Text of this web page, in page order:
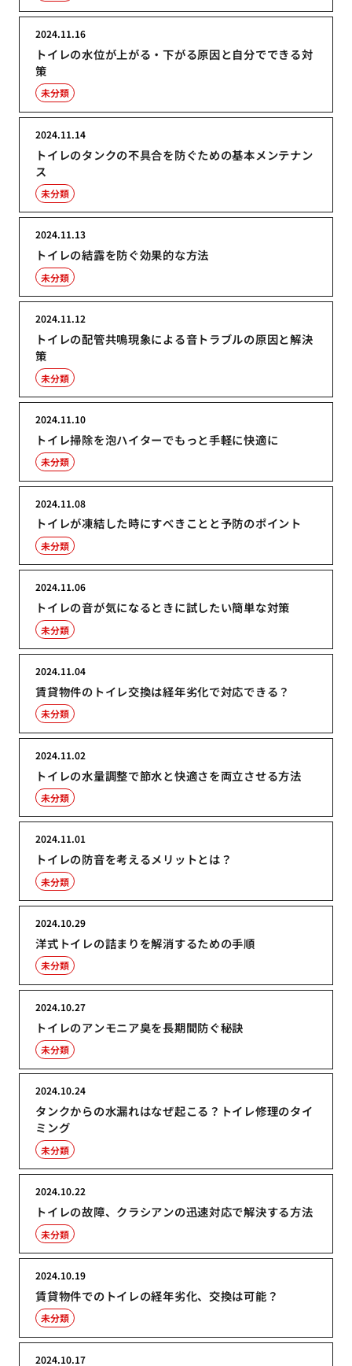
トイレの水位が上がる・下がる原因と自分でできる対
策
2024.11.16
未分類
トイレのタンクの不具合を防ぐための基本メンテナン
ス
2024.11.14
未分類
トイレの結露を防ぐ効果的な方法
2024.11.13
未分類
トイレの配管共鳴現象による音トラブルの原因と解決
策
2024.11.12
未分類
トイレ掃除を泡ハイターでもっと手軽に快適に
2024.11.10
未分類
トイレが凍結した時にすべきことと予防のポイント
2024.11.08
未分類
トイレの音が気になるときに試したい簡単な対策
2024.11.06
未分類
賃貸物件のトイレ交換は経年劣化で対応できる？
2024.11.04
未分類
トイレの水量調整で節水と快適さを両立させる方法
2024.11.02
未分類
トイレの防音を考えるメリットとは？
2024.11.01
未分類
洋式トイレの詰まりを解消するための手順
2024.10.29
未分類
トイレのアンモニア臭を長期間防ぐ秘訣
2024.10.27
未分類
タンクからの水漏れはなぜ起こる？トイレ修理のタイ
ミング
2024.10.24
未分類
トイレの故障、クラシアンの迅速対応で解決する方法
2024.10.22
未分類
賃貸物件でのトイレの経年劣化、交換は可能？
2024.10.19
未分類
2024.10.17